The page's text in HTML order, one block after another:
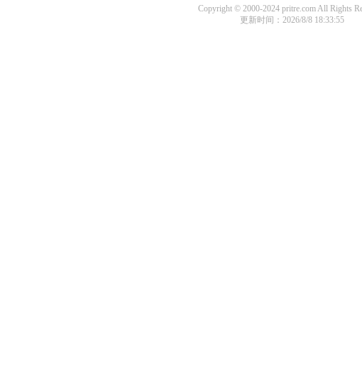
Copyright © 2000-2024 pritre.com All Rights
更新时间：2026/8/8 18:33:55